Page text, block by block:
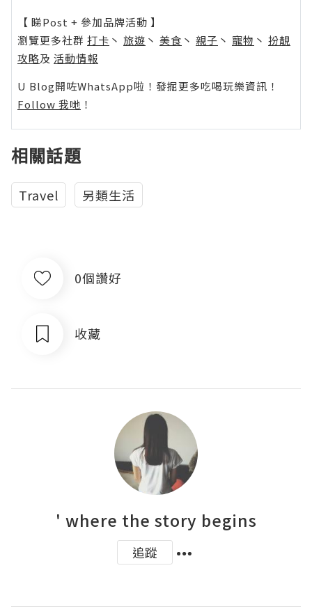
【 睇Post + 參加品牌活動 】
瀏覽更多社群 打卡 丶 旅遊 丶 美食 丶 親子 丶 寵物 丶 扮靚
攻略及 活動情報
U Blog開咗WhatsApp啦！發掘更多吃喝玩樂資訊！
Follow 我哋 ！
相關話題
Travel 另類生活
0個讚好
收藏
' where the story begins
追蹤